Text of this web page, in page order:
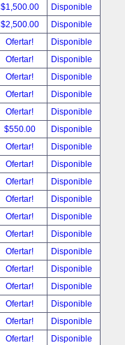
$1,500.00
Disponible
$2,500.00
Disponible
Ofertar!
Disponible
Ofertar!
Disponible
Ofertar!
Disponible
Ofertar!
Disponible
Ofertar!
Disponible
$550.00
Disponible
Ofertar!
Disponible
Ofertar!
Disponible
Ofertar!
Disponible
Ofertar!
Disponible
Ofertar!
Disponible
Ofertar!
Disponible
Ofertar!
Disponible
Ofertar!
Disponible
Ofertar!
Disponible
Ofertar!
Disponible
Ofertar!
Disponible
Ofertar!
Disponible